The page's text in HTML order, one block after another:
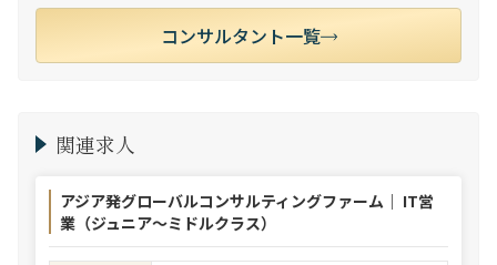
コンサルタント一覧
関連求人
アジア発グローバルコンサルティングファーム｜ IT営
業（ジュニア～ミドルクラス）